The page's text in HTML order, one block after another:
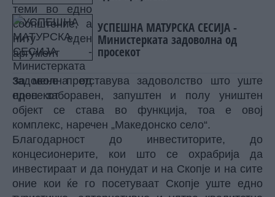
УСПЕШНА МАТУРСКА СЕСИЈА -
Министерката задоволна од
просекот
За мене претставува задоволство што уште
еден заборавен,
запуштен и полу уништен
објект се става во функција, тоа е овој
комплекс, наречен „Македонско село“.
Благодарност до инвеститорите, до
концесионерите, кои што се охрабрија да
инвестираат и да понудат и на Скопје и на сите
оние кои ќе го посетуваат Скопје уште едно